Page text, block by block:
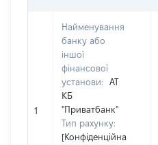
1
Найменування
банку або
іншої
фінансової
установи:
АТ
КБ
"Приватбанк"
Тип рахунку:
[Конфіденційна